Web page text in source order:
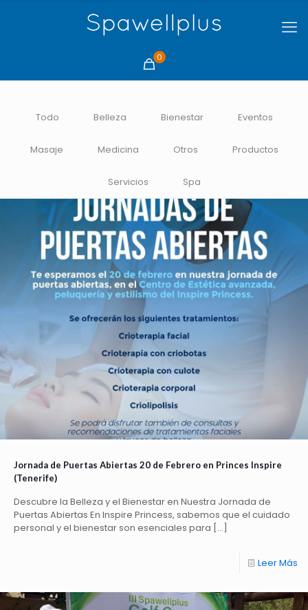
0
Todo Belleza Bienestar Eventos
Masaje Medicina Otros Productos
Servicios Spa
Jornada de Puertas Abiertas 20 de Febrero en Princes Inspire
(Tenerife)
Descubre la Belleza y el Bienestar en Nuestra Jornada de
Puertas Abiertas En Inspire Princess, sabemos que el cuidado
personal y el bienestar son esenciales para […]
Leer Más